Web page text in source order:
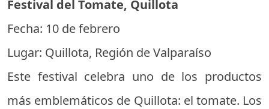
Festival del Tomate, Quillota
Fecha: 10 de febrero
Lugar: Quillota, Región de Valparaíso
Este festival celebra uno de los productos
más emblemáticos de Quillota: el tomate. Los